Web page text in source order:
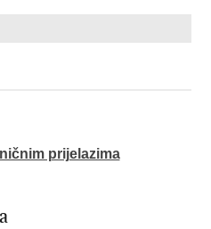
prijelazima